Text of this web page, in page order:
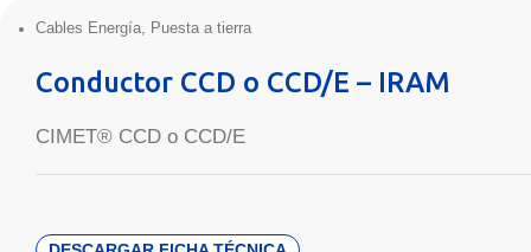
Cables Energía, Puesta a tierra
Conductor CCD o CCD/E – IRAM
CIMET® CCD o CCD/E